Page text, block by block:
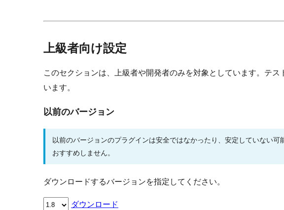
上級者向け設定
このセクションは、上級者や開発者のみを対象としています。テ
います。
以前のバージョン
以前のバージョンのプラグインは安全ではなかったり、安定していない
おすすめしません。
ダウンロードするバージョンを指定してください。
ダウンロード